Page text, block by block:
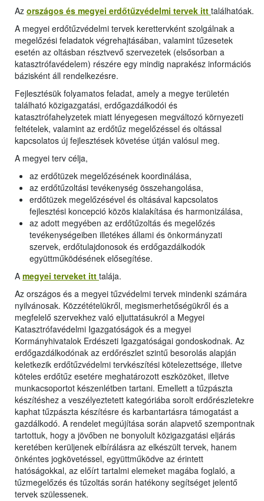
Az országos és megyei erdőtűzvédelmi tervek itt találhatóak.
A megyei erdőtűzvédelmi tervek kerettervként szolgálnak a
megelőzési feladatok végrehajtásában, valamint tűzesetek
esetén az oltásban résztvevő szervezetek (elsősorban a
katasztrófavédelem) részére egy mindig naprakész információs
bázisként áll rendelkezésre.
Fejlesztésük folyamatos feladat, amely a megye területén
található közigazgatási, erdőgazdálkodói és
katasztrófahelyzetek miatt lényegesen megváltozó környezeti
feltételek, valamint az erdőtűz megelőzéssel és oltással
kapcsolatos új fejlesztések követése útján valósul meg.
A megyei terv célja,
az erdőtüzek megelőzésének koordinálása,
az erdőtűzoltási tevékenység összehangolása,
erdőtüzek megelőzésével és oltásával kapcsolatos
fejlesztési koncepció közös kialakítása és harmonizálása,
az adott megyében az erdőtűzoltás és megelőzés
tevékenységeiben illetékes állami és önkormányzati
szervek, erdőtulajdonosok és erdőgazdálkodók
együttműködésének elősegítése.
A megyei terveket itt talája.
Az országos és a megyei tűzvédelmi tervek mindenki számára
nyilvánosak. Közzétételükről, megismerhetőségükről és a
megfelelő szervekhez való eljuttatásukról a Megyei
Katasztrófavédelmi Igazgatóságok és a megyei
Kormányhivatalok Erdészeti Igazgatóságai gondoskodnak. Az
erdőgazdálkodónak az erdőrészlet szintű besorolás alapján
keletkezik erdőtűzvédelmi tervkészítési kötelezettsége, illetve
köteles erdőtűz esetére meghatározott eszközöket, illetve
munkacsoportot készenlétben tartani. Emellett a tűzpászta
készítéshez a veszélyeztetett kategóriába sorolt erdőrészletekre
kaphat tűzpászta készítésre és karbantartásra támogatást a
gazdálkodó. A rendelet megújítása során alapvető szempontnak
tartottuk, hogy a jövőben ne bonyolult közigazgatási eljárás
keretében kerüljenek elbírálásra az elkészült tervek, hanem
önkéntes jogkövetéssel, együttműködve az érintett
hatóságokkal, az előírt tartalmi elemeket magába foglaló, a
tűzmegelőzés és tűzoltás során hatékony segítséget jelentő
tervek szülessenek.